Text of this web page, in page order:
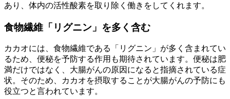
あり、体内の活性酸素を取り除く働きをしてくれます。
食物繊維「リグニン」を多く含む
カカオには、食物繊維である「リグニン」が多く含まれてい
るため、便秘を予防する作用も期待されています。便秘は肥
満だけではなく、大腸がんの原因になると指摘されている症
状。そのため、カカオを摂取することが大腸がんの予防にも
役立つと言われています。